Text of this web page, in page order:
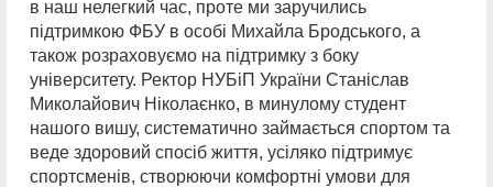
в наш нелегкий час, проте ми заручились
підтримкою ФБУ в особі Михайла Бродського, а
також розраховуємо на підтримку з боку
університету. Ректор НУБіП України Станіслав
Миколайович Ніколаєнко, в минулому студент
нашого вишу, систематично займається спортом та
веде здоровий спосіб життя, усіляко підтримує
спортсменів, створюючи комфортні умови для